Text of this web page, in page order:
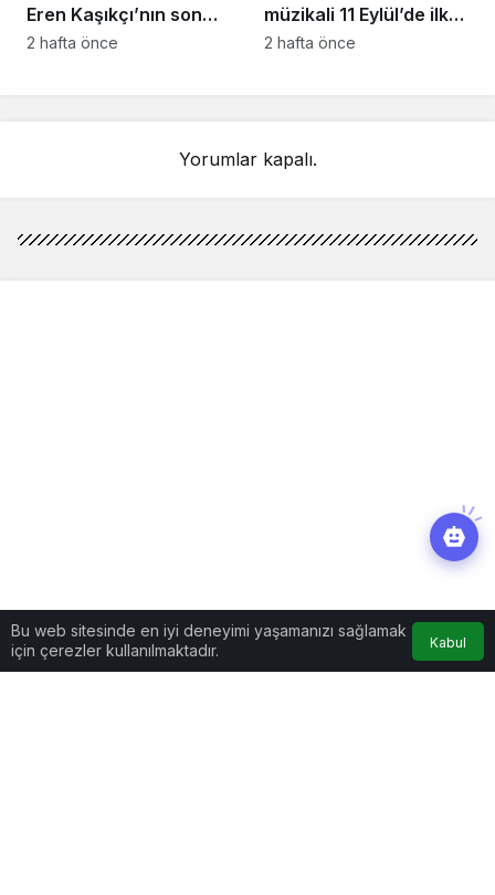
Eren Kaşıkçı’nın son
anlarındaki kahreden
2 hafta önce
müzikali 11 Eylül’de ilk
kez Türkiye’de
2 hafta önce
Yorumlar kapalı.
Bu web sitesinde en iyi deneyimi yaşamanızı sağlamak
için çerezler kullanılmaktadır.
Kabul